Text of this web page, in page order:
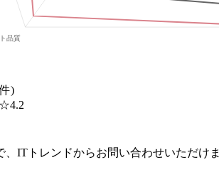
件)
☆4.2
ITトレンドからお問い合わせいただけま